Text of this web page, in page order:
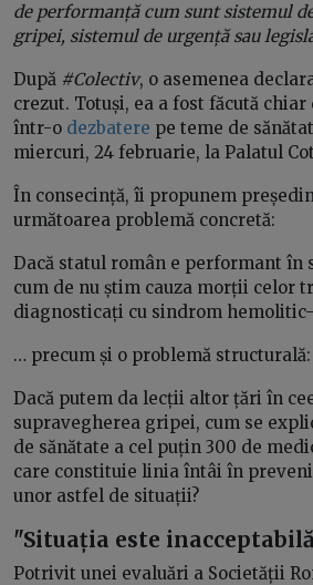
de performanță cum sunt sistemul
gripei, sistemul de urgență sau
După #Colectiv, o asemenea
crezut. Totuși, ea a fost făcută
într-o dezbatere pe teme de
miercuri, 24 februarie, la Palatul
În consecință, îi propunem
următoarea problemă concretă:
Dacă statul român e performant în
cum de nu știm cauza morții celor
diagnosticați cu sindrom hemolitic-
… precum și o problemă structurală:
Dacă putem da lecții altor țări în
supravegherea gripei, cum se
de sănătate a cel puțin 300 de
care constituie linia întâi în
unor astfel de situații?
"Situația este
Potrivit unei evaluări a Societății